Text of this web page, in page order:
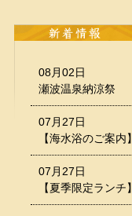
08月02日
瀬波温泉納涼祭
07月27日
【海水浴のご案内】
07月27日
【夏季限定ランチ】